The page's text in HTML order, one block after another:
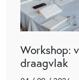
Workshop:
draagvlak